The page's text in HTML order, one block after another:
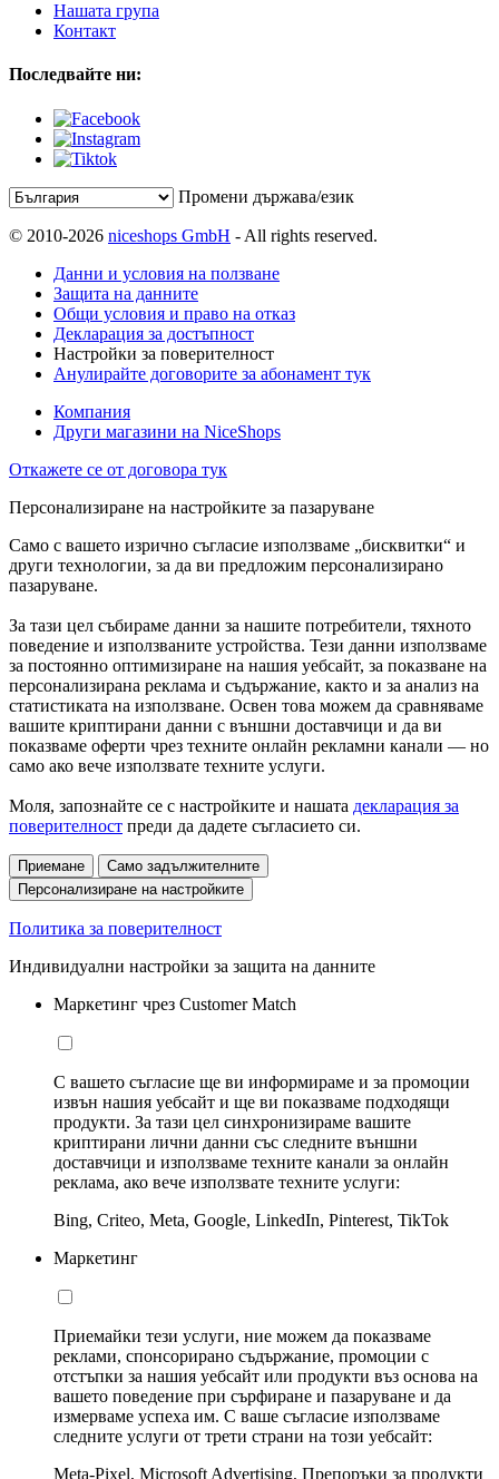
Нашата група
Контакт
Последвайте ни:
Промени държава/език
© 2010-2026 niceshops GmbH - All rights reserved.
Данни и условия на ползване
Защита на данните
Общи условия и право на отказ
Декларация за достъпност
Настройки за поверителност
Анулирайте договорите за абонамент тук
Компания
Други магазини на NiceShops
Откажете се от договора тук
Персонализиране на настройките за пазаруване
Само с вашето изрично съгласие използваме „бисквитки“ и
други технологии, за да ви предложим персонализирано
пазаруване.
За тази цел събираме данни за нашите потребители, тяхното
поведение и използваните устройства. Тези данни използваме
за постоянно оптимизиране на нашия уебсайт, за показване на
персонализирана реклама и съдържание, както и за анализ на
статистиката на използване. Освен това можем да сравняваме
вашите криптирани данни с външни доставчици и да ви
показваме оферти чрез техните онлайн рекламни канали — но
само ако вече използвате техните услуги.
Моля, запознайте се с настройките и нашата декларация за
поверителност преди да дадете съгласието си.
Приемане
Само задължителните
Персонализиране на настройките
Политика за поверителност
Индивидуални настройки за защита на данните
Маркетинг чрез Customer Match
С вашето съгласие ще ви информираме и за промоции
извън нашия уебсайт и ще ви показваме подходящи
продукти. За тази цел синхронизираме вашите
криптирани лични данни със следните външни
доставчици и използваме техните канали за онлайн
реклама, ако вече използвате техните услуги:
Bing, Criteo, Meta, Google, LinkedIn, Pinterest, TikTok
Маркетинг
Приемайки тези услуги, ние можем да показваме
реклами, спонсорирано съдържание, промоции с
отстъпки за нашия уебсайт или продукти въз основа на
вашето поведение при сърфиране и пазаруване и да
измерваме успеха им. С ваше съгласие използваме
следните услуги от трети страни на този уебсайт:
Meta-Pixel, Microsoft Advertising, Препоръки за продукти